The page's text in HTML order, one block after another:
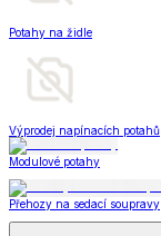
Potahy na židle
Výprodej napínacích potahů
Modulové potahy
Přehozy na sedací soupravy